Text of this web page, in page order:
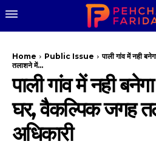
Home Public Issue
पाली गांव में नही
तलाशने में...
पाली गांव में नही
घर, वैकल्पिक जगह
अधिकारी